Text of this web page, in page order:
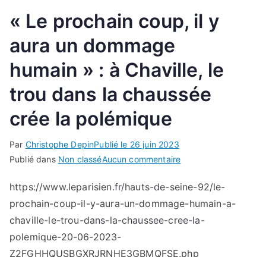
« Le prochain coup, il y
aura un dommage
humain » : à Chaville, le
trou dans la chaussée
crée la polémique
Par Christophe DepinPublié le 26 juin 2023
Publié dans Non classéAucun commentairesur
prochain
coup,
il
aura
https://www.leparisien.fr/hauts-de-seine-92/le-
prochain-coup-il-y-aura-un-dommage-humain-a-
chaville-le-trou-dans-la-chaussee-cree-la-
polemique-20-06-2023-
Z2FGHHQUSBGXRJRNHE3GBMQFSE.php